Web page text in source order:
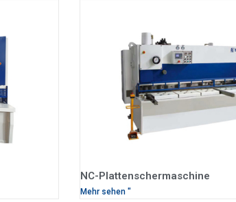
NC-Plattenschermaschine
Mehr sehen "